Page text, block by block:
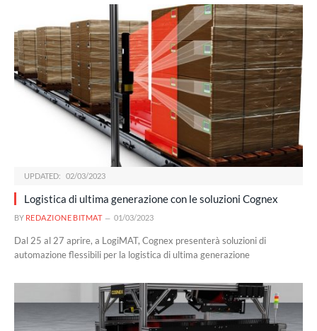
UPDATED: 02/03/2023
Logistica di ultima generazione con le soluzioni Cognex
BY REDAZIONE BITMAT 01/03/2023
Dal 25 al 27 aprire, a LogiMAT, Cognex presenterà soluzioni di
automazione flessibili per la logistica di ultima generazione